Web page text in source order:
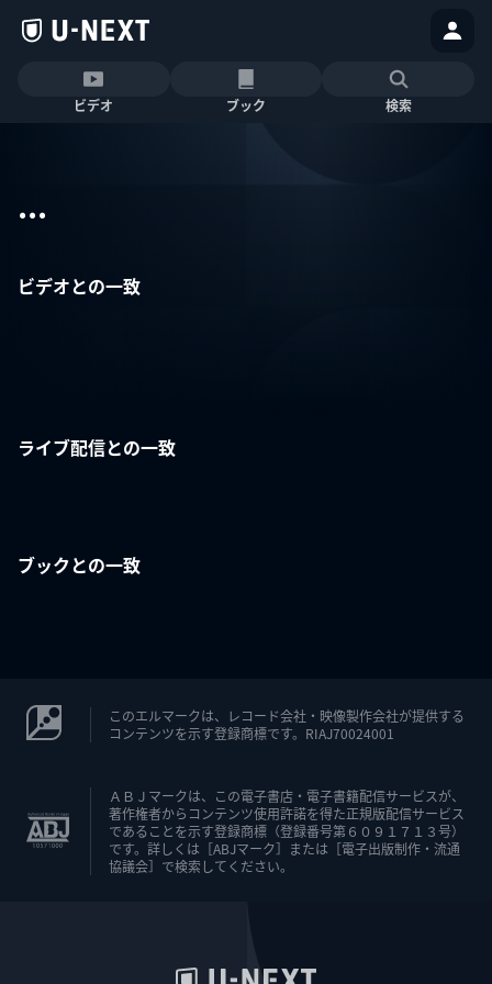
ビデオ ブック 検索
...
ビデオとの一致
ライブ配信との一致
ブックとの一致
このエルマークは、レコード会社・映像製作会社が提供する
コンテンツを示す登録商標です。RIAJ70024001
ＡＢＪマークは、この電子書店・電子書籍配信サービスが、
著作権者からコンテンツ使用許諾を得た正規版配信サービス
であることを示す登録商標（登録番号第６０９１７１３号）
です。詳しくは［ABJマーク］または［電子出版制作・流通
協議会］で検索してください。